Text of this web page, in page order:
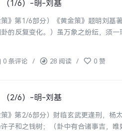
（1/6）-明-刘基
策》第1/6部分）《黄金策》题明刘
的反复变化。）虽万象之纷纭，须
0 条评论 / 28 阅读 / 0 赞
（2/6）-明-刘基
策》第2/6部分）财临玄武更逢刑，
子和之钱树；（卦中有合诸事吉，唯